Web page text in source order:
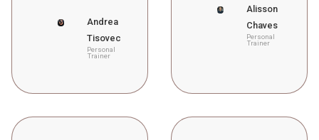
Andrea
Tisovec
Personal
Trainer
Alisson
Chaves
Personal
Trainer